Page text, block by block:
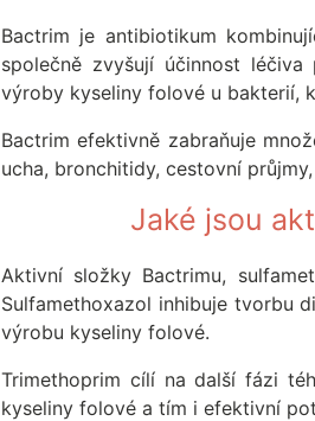
Bactrim je antibiotikum
společně zvyšují účinnost
výroby kyseliny folové u bakterií,
Bactrim efektivně zabraňuje
ucha, bronchitidy, cestovní
Jaké jsou
Aktivní složky Bactrimu,
Sulfamethoxazol inhibuje tvorbu
výrobu kyseliny folové.
Trimethoprim cílí na další fázi
kyseliny folové a tím i efektivní